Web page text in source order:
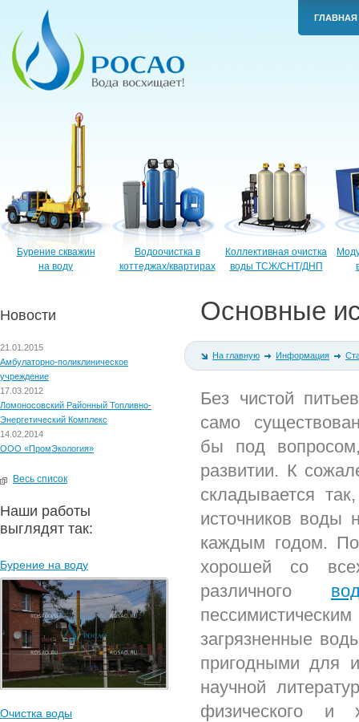
ГЛАВНАЯ
Бурение скважин
на воду
Водоочистка в
коттеджах/квартирах
Коллективная очистка
воды ТСЖ/СНТ/ДНП
Новости
21.01.2015
Амбулаторно-поликлиническое
учреждение
17.03.2012
Ломоносовский Районный Топливно-
Энергетический Комплекс
14.02.2014
ООО «ПромЭкология»
Весь список
Наши работы
выглядят так:
Бурение на воду
Очистка воды
Основные
На главную Информация
Без чистой
само
бы под
развитии. К
складывается
источников воды
каждым годом.
хорошей со
различного
загрязненные
пригодными для
научной
физического и